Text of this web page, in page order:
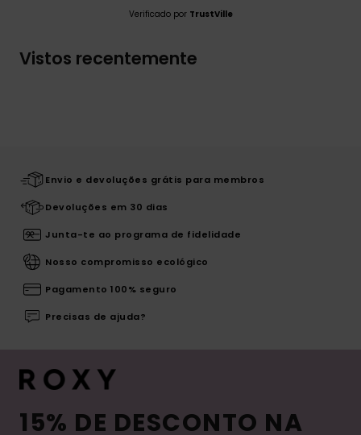
Verificado por TrustVille
Vistos recentemente
Envio e devoluções grátis para membros
Devoluções em 30 dias
Junta-te ao programa de fidelidade
Nosso compromisso ecológico
Pagamento 100% seguro
Precisas de ajuda?
15% DE DESCONTO NA